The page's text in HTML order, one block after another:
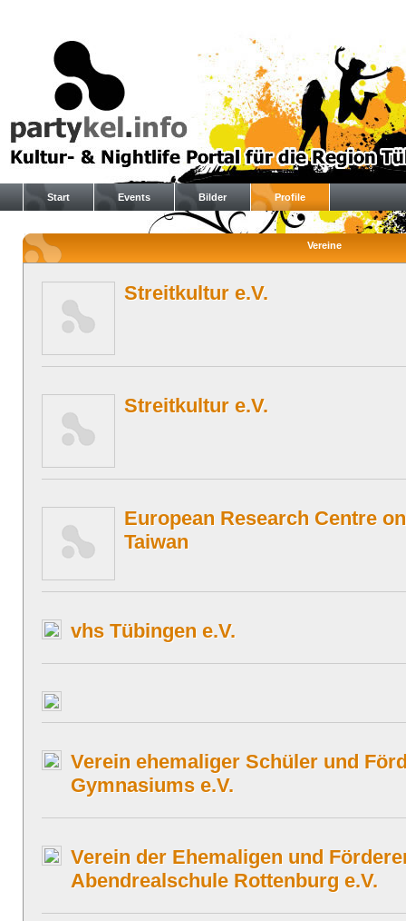
Start Events Bilder Profile
Vereine
Streitkultur e.V.
Streitkultur e.V.
European Research Centre
Taiwan
vhs Tübingen e.V.
Verein ehemaliger Schüler und
Gymnasiums e.V.
Verein der Ehemaligen und
Abendrealschule Rottenburg e.V.